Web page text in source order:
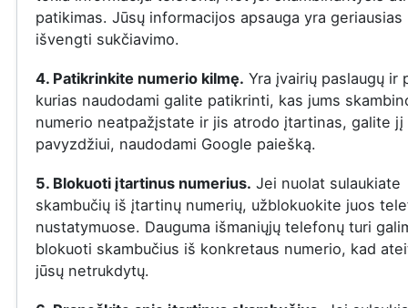
patikimas. Jūsų informacijos apsauga yra geriausias
išvengti sukčiavimo.
4. Patikrinkite numerio kilmę. Yra įvairių paslaugų ir
kurias naudodami galite patikrinti, kas jums
numerio neatpažįstate ir jis atrodo įtartinas, galite
pavyzdžiui, naudodami Google paiešką.
5. Blokuoti įtartinus numerius. Jei nuolat sulaukiate
skambučių iš įtartinų numerių, užblokuokite juos
nustatymuose. Dauguma išmaniųjų telefonų turi
blokuoti skambučius iš konkretaus numerio, kad
jūsų netrukdytų.